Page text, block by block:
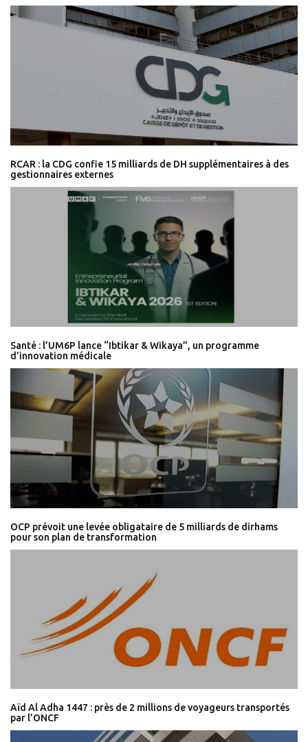
RCAR : la CDG confie 15 milliards de DH supplémentaires à des
gestionnaires externes
Santé : l’UM6P lance “Ibtikar & Wikaya”, un programme
d’innovation médicale
OCP prévoit une levée obligataire de 5 milliards de dirhams
pour son plan de transformation
Aïd Al Adha 1447 : près de 2 millions de voyageurs transportés
par l’ONCF